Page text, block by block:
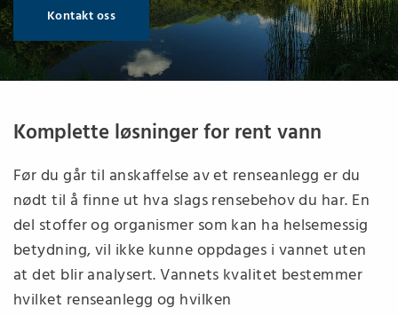
Kontakt oss
Komplette løsninger for rent vann
Før du går til anskaffelse av et renseanlegg er du
nødt til å finne ut hva slags rensebehov du har. En
del stoffer og organismer som kan ha helsemessig
betydning, vil ikke kunne oppdages i vannet uten
at det blir analysert. Vannets kvalitet bestemmer
hvilket renseanlegg og hvilken